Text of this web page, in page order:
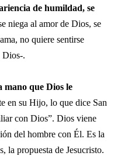
de humildad, se
niega al amor de Dios, se
no quiere sentirse
Dios-.
mano que Dios le
en su Hijo, lo que dice San
con Dios”. Dios viene
del hombre con Él. Es la
la propuesta de Jesucristo.